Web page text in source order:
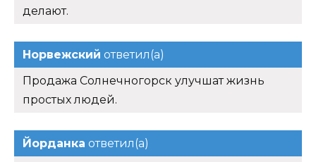
делают.
Норвежский ответил(а)
Продажа Солнечногорск улучшат жизнь
простых людей.
Йорданка ответил(а)